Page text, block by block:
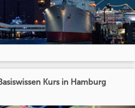
Kurs in Hamburg